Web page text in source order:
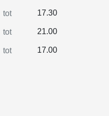
tot 17.30
tot 21.00
tot 17.00